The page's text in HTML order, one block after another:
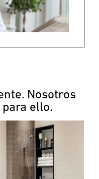
Nosotros
ello.